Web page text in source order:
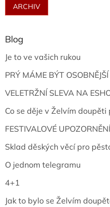
ARCHIV
Blog
Je to ve vašich rukou
PRÝ MÁME BÝT OSOBNĚJŠÍ
VELETRŽNÍ SLEVA NA
Co se děje v Želvím
FESTIVALOVÉ UPOZORNĚNÍ
Sklad děských věcí pro
O jednom telegramu
4+1
Jak to bylo se Želvím